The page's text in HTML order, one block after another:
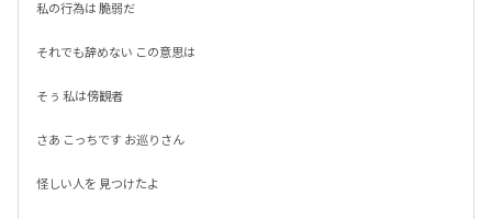
私の行為は 脆弱だ
それでも辞めない この意思は
そぅ 私は傍観者
さあ こっちです お巡りさん
怪しい人を 見つけたよ